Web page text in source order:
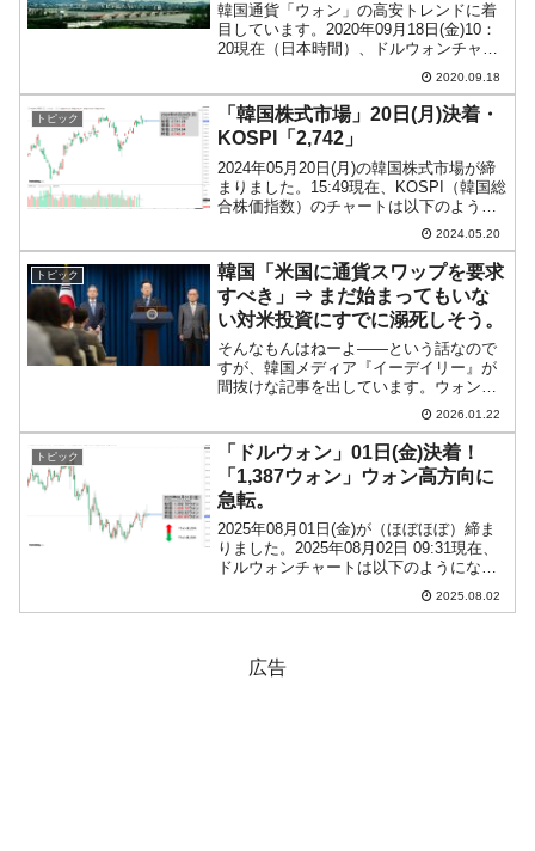
韓国通貨「ウォン」の高安トレンドに着
目しています。2020年09月18日(金)10：
20現在（日本時間）、ドルウォンチャー
トは以下のようになっています（チャー
トは『Investing.com』より引用：以下
同）。本日も初動段階から長い陰線で...
2020.09.18
トピック
「韓国株式市場」20日(月)決着・
KOSPI「2,742」
2024年05月20日(月)の韓国株式市場が締
まりました。15:49現在、KOSPI（韓国総
合株価指数）のチャートは以下のように
『Investing.com』より引用）。投資家別
売買動向は以下です。⇒データ引用元：
『...
2024.05.20
トピック
韓国「米国に通貨スワップを要求
すべき」⇒ まだ始まってもいな
い対米投資にすでに溺死しそう。
そんなもんはねーよ――という話なので
すが、韓国メディア『イーデイリー』が
間抜けな記事を出しています。ウォン安
方向に戻していますので、出るべくして
出た――なのですが。以下にその間抜け
な記事から一部を引用します。（前略）
関税交渉の結果を盛り込ん...
2026.01.22
トピック
「ドルウォン」01日(金)決着！
「1,387ウォン」ウォン高方向に
急転。
2025年08月01日(金)が（ほぼほぼ）締ま
りました。2025年08月02日 09:31現在、
ドルウォンチャートは以下のようになっ
ています（チャートは『Investing.com』
より引用：以下同）。一時「1ドル＝
2025.08.02
広告